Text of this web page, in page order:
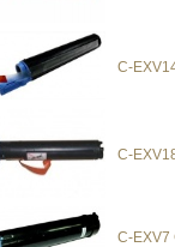
C-
C-
C-EXV7